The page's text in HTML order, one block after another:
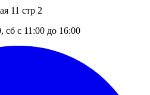
11 стр 2
сб с 11:00 до 16:00